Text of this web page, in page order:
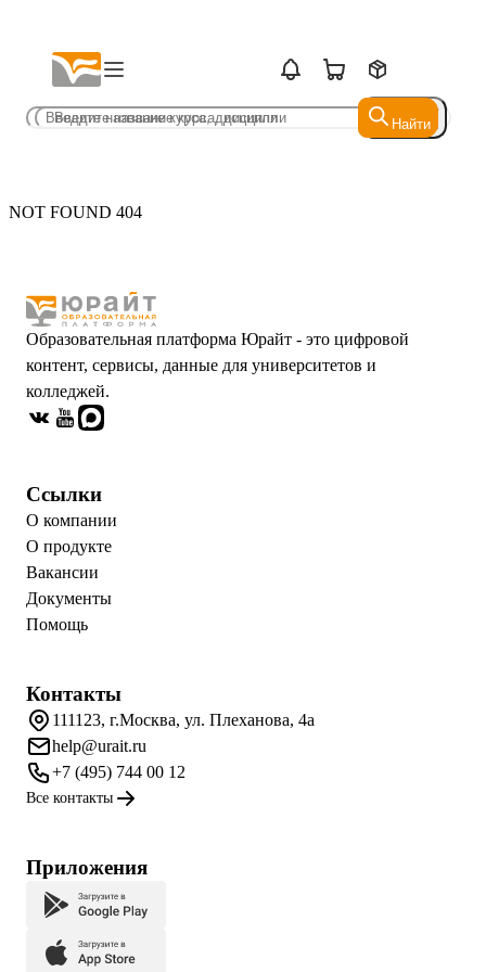
Найти
Найти
NOT FOUND 404
Образовательная платформа Юрайт - это цифровой
контент, сервисы, данные для университетов и
колледжей.
Ссылки
О компании
О продукте
Вакансии
Документы
Помощь
Контакты
111123, г.Москва, ул. Плеханова, 4а
help@urait.ru
+7 (495) 744 00 12
Все контакты
Приложения